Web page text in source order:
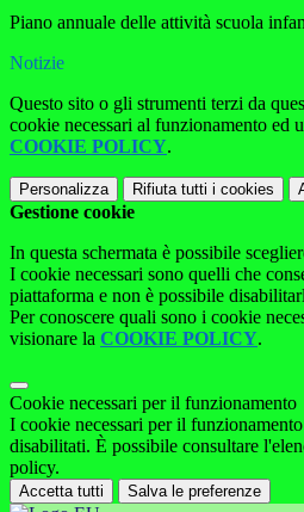
Piano annuale delle attività scuola
Notizie
Questo sito o gli strumenti terzi da
cookie necessari al funzionamento ed
COOKIE POLICY.
Personalizza Rifiuta tutti i cookies
Gestione cookie
In questa schermata è possibile
I cookie necessari sono quelli che
piattaforma e non è possibile
Per conoscere quali sono i cookie
visionare la COOKIE POLICY.
Cookie necessari per il funzionamento
I cookie necessari per il
disabilitati. È possibile consultare
policy.
Accetta tutti Salva le preferenze